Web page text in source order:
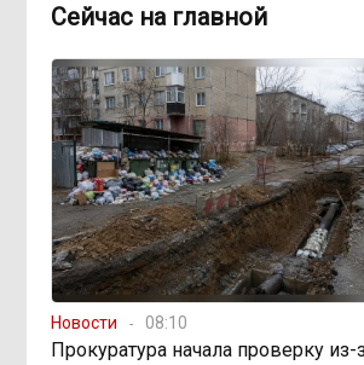
17:30, Вчера
«Их масштаб может
предупреждает о
угрозе на фоне пожаров в
16:00, Вчера По волнам Арахлея:
любимом озере забайкальцев
улучшили LTE-сеть
12:33, Вчера Путин подписал
вдвое расширяющий основания
выдворения мигрантов
Сейчас на главной
Новости 08:10
Прокуратура начала проверку из-